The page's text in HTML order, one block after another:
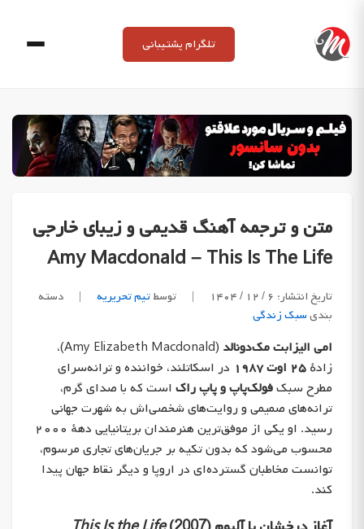
content
تلگرام پشتیبانی
متن و ترجمه آهنگ قدیمی و زیبای خارجی
Amy Macdonald – This Is The Life
تاریخ انتشار: ۶ / ۱۲ / ۱۴۰۴ | توسطتیم تحریریه |
دسته
بندیسبک زندگی
امی الیزابت مک‌دونالد
(Amy Elizabeth Macdonald)،
زادهٔ ۲۵ اوت ۱۹۸۷
در اسکاتلند، خواننده و ترانه‌سرای
مطرح سبکفولک‌پاپ و پاپ راک است که با صدای گرم،
ترانه‌های صمیمی و روایت‌های شخصی‌اش به شهرت جهانی
رسید. او یکی از موفق‌ترین هنرمندان بریتانیایی دههٔ ۲۰۰۰
محسوب می‌شود که بدون تکیه بر جریان‌های تجاری مرسوم،
توانست مخاطبان گسترده‌ای در اروپا و دیگر نقاط جهان پیدا
کند.